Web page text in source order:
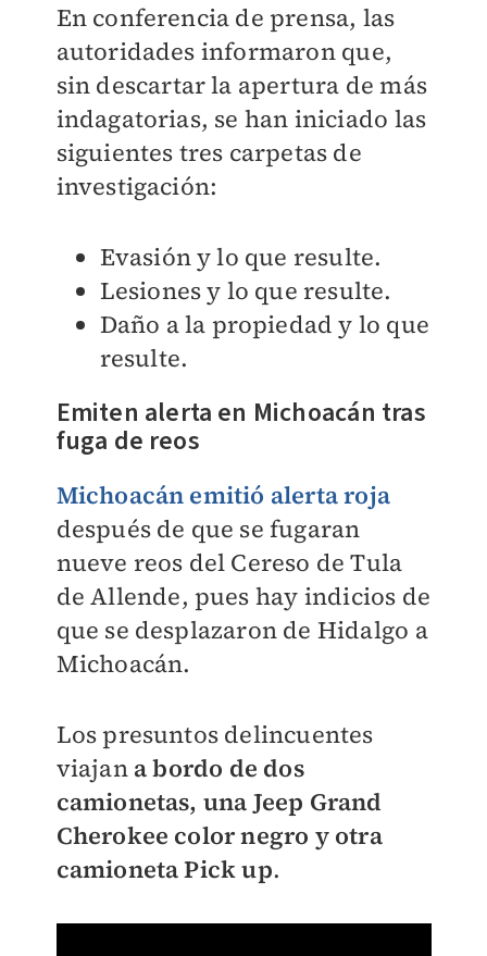
En conferencia de prensa, las
autoridades informaron que,
sin descartar la apertura de más
indagatorias, se han iniciado las
siguientes tres carpetas de
investigación:
Evasión y lo que resulte.
Lesiones y lo que resulte.
Daño a la propiedad y lo que
resulte.
Emiten alerta en Michoacán tras
fuga de reos
Michoacán emitió alerta roja
después de que se fugaran
nueve reos del Cereso de Tula
de Allende, pues hay indicios de
que se desplazaron de Hidalgo a
Michoacán.
Los presuntos delincuentes
viajan a bordo de dos
camionetas, una Jeep Grand
Cherokee color negro y otra
camioneta Pick up.